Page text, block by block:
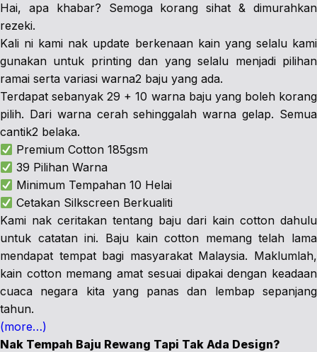
Hai, apa khabar? Semoga korang sihat & dimurahkan
rezeki.
Kali ni kami nak update berkenaan kain yang selalu kami
gunakan untuk printing dan yang selalu menjadi pilihan
ramai serta variasi warna2 baju yang ada.
Terdapat sebanyak 29 + 10 warna baju yang boleh korang
pilih. Dari warna cerah sehinggalah warna gelap. Semua
cantik2 belaka.
Premium Cotton 185gsm
39 Pilihan Warna
Minimum Tempahan 10 Helai
Cetakan Silkscreen Berkualiti
Kami nak ceritakan tentang baju dari kain cotton dahulu
untuk catatan ini. Baju kain cotton memang telah lama
mendapat tempat bagi masyarakat Malaysia. Maklumlah,
kain cotton memang amat sesuai dipakai dengan keadaan
cuaca negara kita yang panas dan lembap sepanjang
tahun.
(more…)
Nak Tempah Baju Rewang Tapi Tak Ada Design?